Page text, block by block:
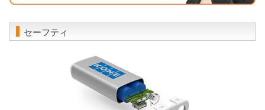
セーフティ